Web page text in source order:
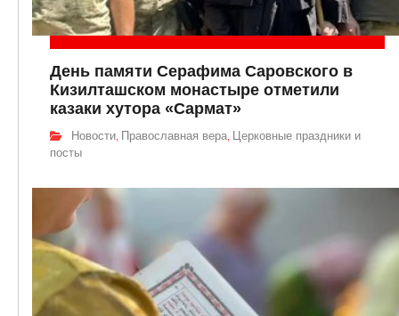
День памяти Серафима Саровского в
Кизилташском монастыре отметили
казаки хутора «Сармат»
Новости, Православная вера, Церковные праздники и
посты